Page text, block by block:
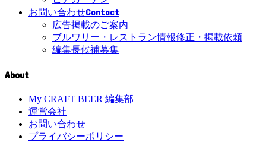
お問い合わせContact
広告掲載のご案内
ブルワリー・レストラン情報修正・掲載依頼
編集長候補募集
About
My CRAFT BEER 編集部
運営会社
お問い合わせ
プライバシーポリシー